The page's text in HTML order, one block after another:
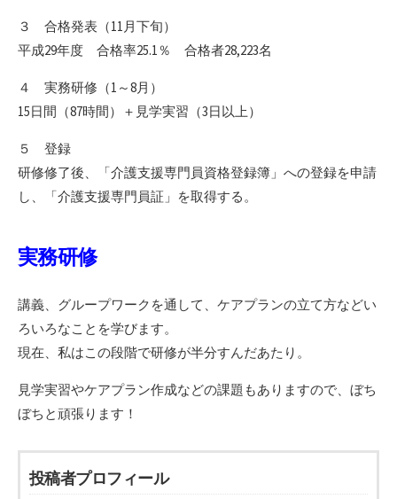
３ 合格発表（11月下旬）
平成29年度 合格率25.1％ 合格者28,223名
４ 実務研修（1～8月）
15日間（87時間）＋見学実習（3日以上）
５ 登録
研修修了後、「介護支援専門員資格登録簿」への登録を申請
し、「介護支援専門員証」を取得する。
実務研修
講義、グループワークを通して、ケアプランの立て方などい
ろいろなことを学びます。
現在、私はこの段階で研修が半分すんだあたり。
見学実習やケアプラン作成などの課題もありますので、ぼち
ぼちと頑張ります！
投稿者プロフィール